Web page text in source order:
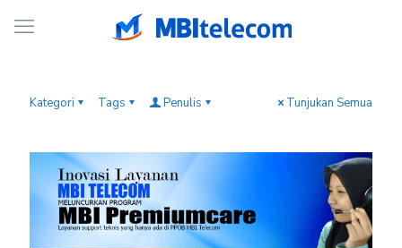
Kategori Tags Penulis Tunjukan Semua